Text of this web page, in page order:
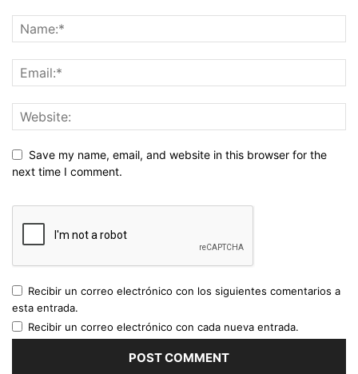
Save my name, email, and website in this browser for the
next time I comment.
Recibir un correo electrónico con los siguientes comentarios a
esta entrada.
Recibir un correo electrónico con cada nueva entrada.